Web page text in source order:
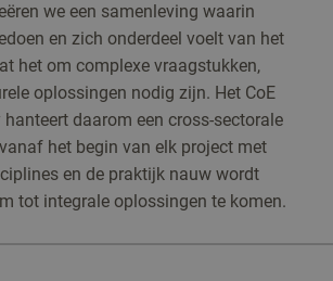
we een samenleving waarin
en zich onderdeel voelt van het
het om complexe vraagstukken,
oplossingen nodig zijn. Het CoE
hanteert daarom een cross-sectorale
het begin van elk project met
en de praktijk nauw wordt
tot integrale oplossingen te komen.